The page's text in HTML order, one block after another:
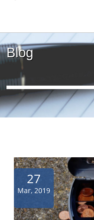
Blog
27
Mar, 2019